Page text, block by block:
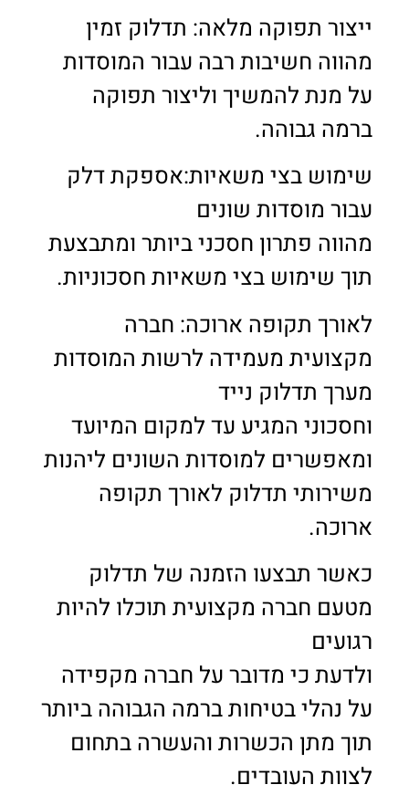
ייצור תפוקה מלאה: תדלוק זמין
מהווה חשיבות רבה עבור המוסדות
על מנת להמשיך וליצור תפוקה
ברמה גבוהה.
שימוש בצי משאיות:אספקת דלק
עבור מוסדות שונים
מהווה פתרון חסכני ביותר ומתבצעת
תוך שימוש בצי משאיות חסכוניות.
לאורך תקופה ארוכה: חברה
מקצועית מעמידה לרשות המוסדות
מערך תדלוק נייד
וחסכוני המגיע עד למקום המיועד
ומאפשרים למוסדות השונים ליהנות
משירותי תדלוק לאורך תקופה
ארוכה.
כאשר תבצעו הזמנה של תדלוק
מטעם חברה מקצועית תוכלו להיות
רגועים
ולדעת כי מדובר על חברה מקפידה
על נהלי בטיחות ברמה הגבוהה ביותר
תוך מתן הכשרות והעשרה בתחום
לצוות העובדים.